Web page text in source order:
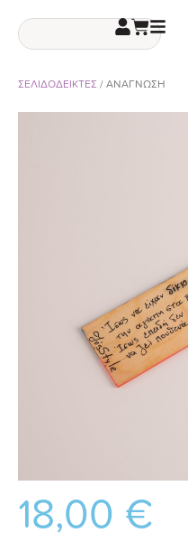
ΣΕΛΙΔΟΔΕΙΚΤΕΣ / ΑΝΑΓΝΩΣΗ
18,00 €